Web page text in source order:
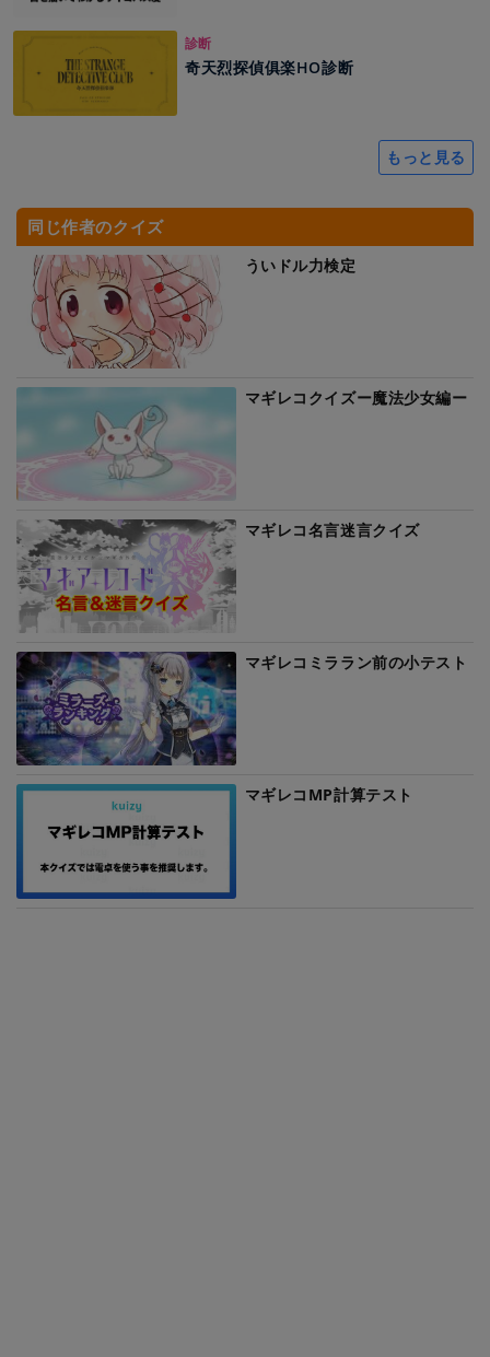
診断
奇天烈探偵俱楽HO診断
もっと見る
同じ作者のクイズ
ういドル力検定
マギレコクイズー魔法少女編ー
マギレコ名言迷言クイズ
マギレコミララン前の小テスト
マギレコMP計算テスト